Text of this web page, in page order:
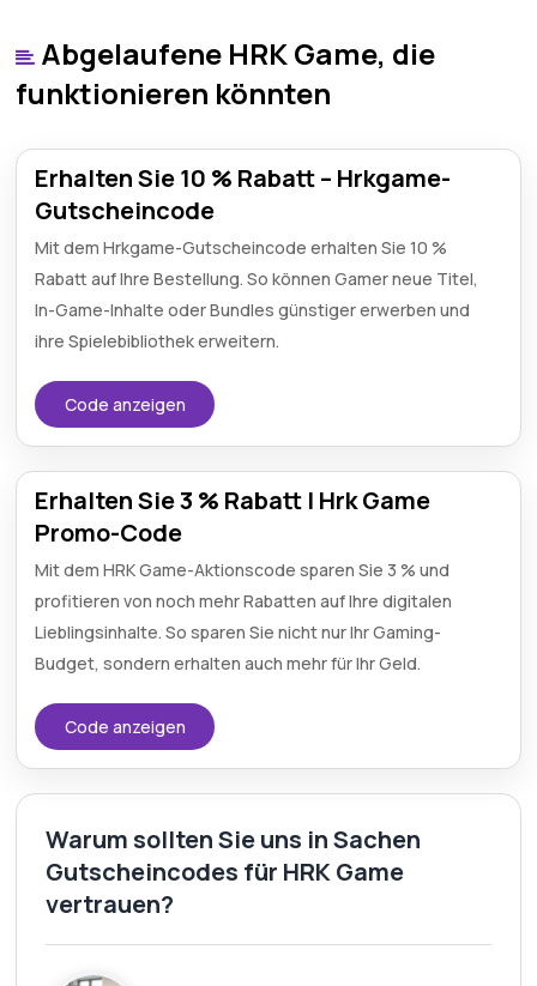
Abgelaufene HRK Game, die
funktionieren könnten
Erhalten Sie 10 % Rabatt – Hrkgame-
Gutscheincode
Mit dem Hrkgame-Gutscheincode erhalten Sie 10 %
Rabatt auf Ihre Bestellung. So können Gamer neue Titel,
In-Game-Inhalte oder Bundles günstiger erwerben und
ihre Spielebibliothek erweitern.
Code anzeigen
Erhalten Sie 3 % Rabatt | Hrk Game
Promo-Code
Mit dem HRK Game-Aktionscode sparen Sie 3 % und
profitieren von noch mehr Rabatten auf Ihre digitalen
Lieblingsinhalte. So sparen Sie nicht nur Ihr Gaming-
Budget, sondern erhalten auch mehr für Ihr Geld.
Code anzeigen
Warum sollten Sie uns in Sachen
Gutscheincodes für HRK Game
vertrauen?